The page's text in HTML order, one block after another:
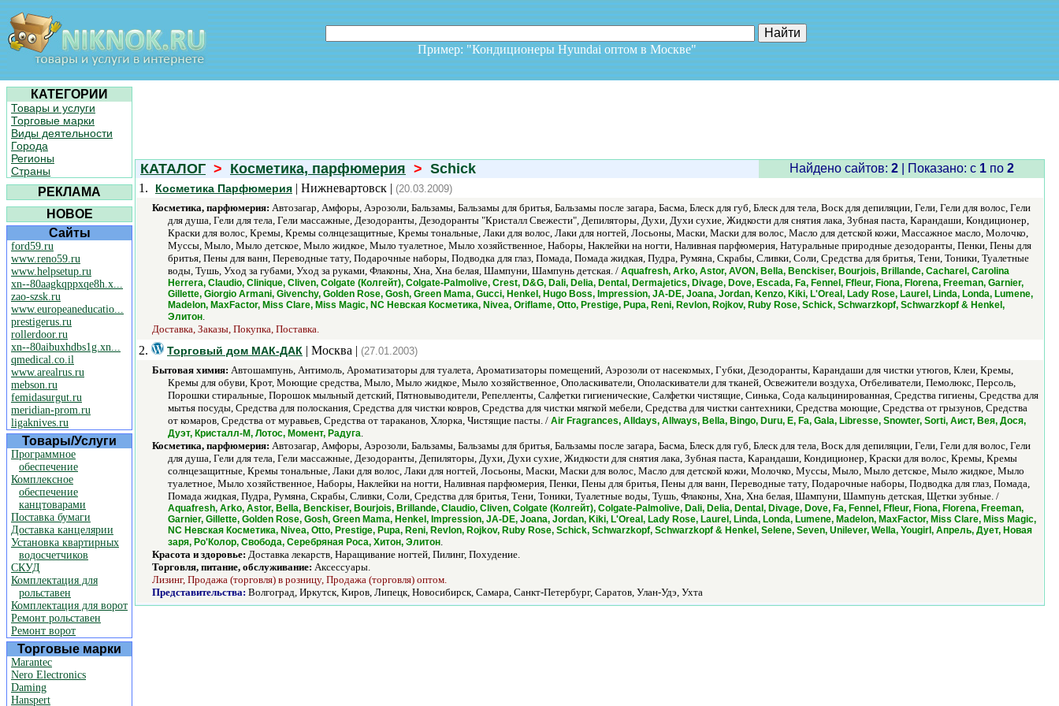
Пример: "Кондиционеры Hyundai оптом в Москве"
КАТЕГОРИИ
Товары и услуги
Торговые марки
Виды деятельности
Города
Регионы
Страны
РЕКЛАМА
НОВОЕ
Сайты
ford59.ru
www.reno59.ru
www.helpsetup.ru
xn--80aagkqppxqe8h.x...
zao-szsk.ru
www.europeaneducatio...
prestigerus.ru
rollerdoor.ru
xn--80aibuxhdbs1g.xn...
qmedical.co.il
www.arealrus.ru
mebson.ru
femidasurgut.ru
meridian-prom.ru
ligaknives.ru
Товары/Услуги
Программное
обеспечение
Комплексное
обеспечение
канцтоварами
Поставка бумаги
Доставка канцелярии
Установка квартирных
водосчетчиков
СКУД
Комплектация для
рольставен
Комплектация для ворот
Ремонт рольставен
Ремонт ворот
Торговые марки
Marantec
Nero Electronics
Daming
Hanspert
КАТАЛОГ > Косметика, парфюмерия > Schick Найдено сайтов: 2| Показано: c 1по 2
1.
Косметика Парфюмерия | Нижневартовск | (20.03.2009)
Косметика, парфюмерия: Автозагар, Амфоры, Аэрозоли, Бальзамы, Бальзамы для бритья, Бальзамы после загара, Басма, Блеск для губ, Блеск для тела, Воск для депиляции, Гели, Гели для волос, Гели
для душа, Гели для тела, Гели массажные, Дезодоранты, Дезодоранты "Кристалл Свежести", Депиляторы, Духи, Духи сухие, Жидкости для снятия лака, Зубная паста, Карандаши, Кондиционер,
Краски для волос, Кремы, Кремы солнцезащитные, Кремы тональные, Лаки для волос, Лаки для ногтей, Лосьоны, Маски, Маски для волос, Масло для детской кожи, Массажное масло, Молочко,
Муссы, Мыло, Мыло детское, Мыло жидкое, Мыло туалетное, Мыло хозяйственное, Наборы, Наклейки на ногти, Наливная парфюмерия, Натуральные природные дезодоранты, Пенки, Пены для
бритья, Пены для ванн, Переводные тату, Подарочные наборы, Подводка для глаз, Помада, Помада жидкая, Пудра, Румяна, Скрабы, Сливки, Соли, Средства для бритья, Тени, Тоники, Туалетные
воды, Тушь, Уход за губами, Уход за руками, Флаконы, Хна, Хна белая, Шампуни, Шампунь детская. / Aquafresh, Arko, Astor, AVON, Bella, Benckiser, Bourjois, Brillande, Cacharel, Carolina
Herrera, Claudio, Clinique, Cliven, Colgate (Колгейт), Colgate-Palmolive, Crest, D&G, Dali, Delia, Dental, Dermajetics, Divage, Dove, Escada, Fa, Fennel, Ffleur, Fiona, Florena, Freeman, Garnier,
Gillette, Giorgio Armani, Givenchy, Golden Rose, Gosh, Green Mama, Gucci, Henkel, Hugo Boss, Impression, JA-DE, Joana, Jordan, Kenzo, Kiki, L'Oreal, Lady Rose, Laurel, Linda, Londa, Lumene,
Madelon, MaxFactor, Miss Clare, Miss Magic, NC Невская Косметика, Nivea, Oriflame, Otto, Prestige, Pupa, Reni, Revlon, Rojkov, Ruby Rose, Schick, Schwarzkopf, Schwarzkopf & Henkel,
Элитон.
Доставка, Заказы, Покупка, Поставка.
2. Торговый дом МАК-ДАК | Москва | (27.01.2003)
Бытовая химия: Автошампунь, Антимоль, Ароматизаторы для туалета, Ароматизаторы помещений, Аэрозоли от насекомых, Губки, Дезодоранты, Карандаши для чистки утюгов, Клеи, Кремы,
Кремы для обуви, Крот, Моющие средства, Мыло, Мыло жидкое, Мыло хозяйственное, Ополаскиватели, Ополаскиватели для тканей, Освежители воздуха, Отбеливатели, Пемолюкс, Персоль,
Порошки стиральные, Порошок мыльный детский, Пятновыводители, Репелленты, Салфетки гигиенические, Салфетки чистящие, Синька, Сода кальцинированная, Средства гигиены, Средства для
мытья посуды, Средства для полоскания, Средства для чистки ковров, Средства для чистки мягкой мебели, Средства для чистки сантехники, Средства моющие, Средства от грызунов, Средства
от комаров, Средства от муравьев, Средства от тараканов, Хлорка, Чистящие пасты. / Air Fragrances, Alldays, Allways, Bella, Bingo, Duru, E, Fa, Gala, Libresse, Snowter, Sorti, Аист, Вея, Дося,
Дуэт, Кристалл-М, Лотос, Момент, Радуга.
Косметика, парфюмерия: Автозагар, Амфоры, Аэрозоли, Бальзамы, Бальзамы для бритья, Бальзамы после загара, Басма, Блеск для губ, Блеск для тела, Воск для депиляции, Гели, Гели для волос, Гели
для душа, Гели для тела, Гели массажные, Дезодоранты, Депиляторы, Духи, Духи сухие, Жидкости для снятия лака, Зубная паста, Карандаши, Кондиционер, Краски для волос, Кремы, Кремы
солнцезащитные, Кремы тональные, Лаки для волос, Лаки для ногтей, Лосьоны, Маски, Маски для волос, Масло для детской кожи, Молочко, Муссы, Мыло, Мыло детское, Мыло жидкое, Мыло
туалетное, Мыло хозяйственное, Наборы, Наклейки на ногти, Наливная парфюмерия, Пенки, Пены для бритья, Пены для ванн, Переводные тату, Подарочные наборы, Подводка для глаз, Помада,
Помада жидкая, Пудра, Румяна, Скрабы, Сливки, Соли, Средства для бритья, Тени, Тоники, Туалетные воды, Тушь, Флаконы, Хна, Хна белая, Шампуни, Шампунь детская, Щетки зубные. /
Aquafresh, Arko, Astor, Bella, Benckiser, Bourjois, Brillande, Claudio, Cliven, Colgate (Колгейт), Colgate-Palmolive, Dali, Delia, Dental, Divage, Dove, Fa, Fennel, Ffleur, Fiona, Florena, Freeman,
Garnier, Gillette, Golden Rose, Gosh, Green Mama, Henkel, Impression, JA-DE, Joana, Jordan, Kiki, L'Oreal, Lady Rose, Laurel, Linda, Londa, Lumene, Madelon, MaxFactor, Miss Clare, Miss Magic,
NC Невская Косметика, Nivea, Otto, Prestige, Pupa, Reni, Revlon, Rojkov, Ruby Rose, Schick, Schwarzkopf, Schwarzkopf & Henkel, Selene, Seven, Unilever, Wella, Yougirl, Апрель, Дует, Новая
заря, Ро'Колор, Свобода, Серебряная Роса, Хитон, Элитон.
Красота и здоровье: Доставка лекарств, Наращивание ногтей, Пилинг, Похудение.
Торговля, питание, обслуживание: Аксессуары.
Лизинг, Продажа (торговля) в розницу, Продажа (торговля) оптом.
Представительства: Волгоград, Иркутск, Киров, Липецк, Новосибирск, Самара, Санкт-Петербург, Саратов, Улан-Удэ, Ухта